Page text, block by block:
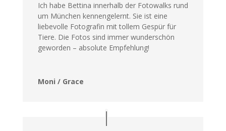
Ich habe Bettina innerhalb der Fotowalks rund
um München kennengelernt. Sie ist eine
liebevolle Fotografin mit tollem Gespür für
Tiere. Die Fotos sind immer wunderschön
geworden – absolute Empfehlung!
Moni / Grace